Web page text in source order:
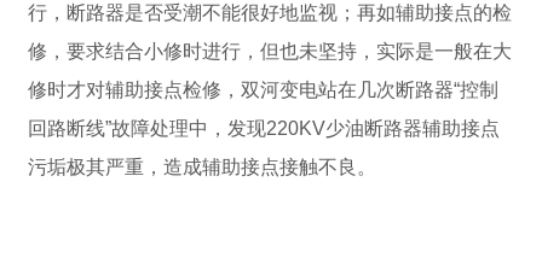
行，断路器是否受潮不能很好地监视；再如辅助接点的检
修，要求结合小修时进行，但也未坚持，实际是一般在大
修时才对辅助接点检修，双河变电站在几次断路器“控制
回路断线”故障处理中，发现220KV少油断路器辅助接点
污垢极其严重，造成辅助接点接触不良。